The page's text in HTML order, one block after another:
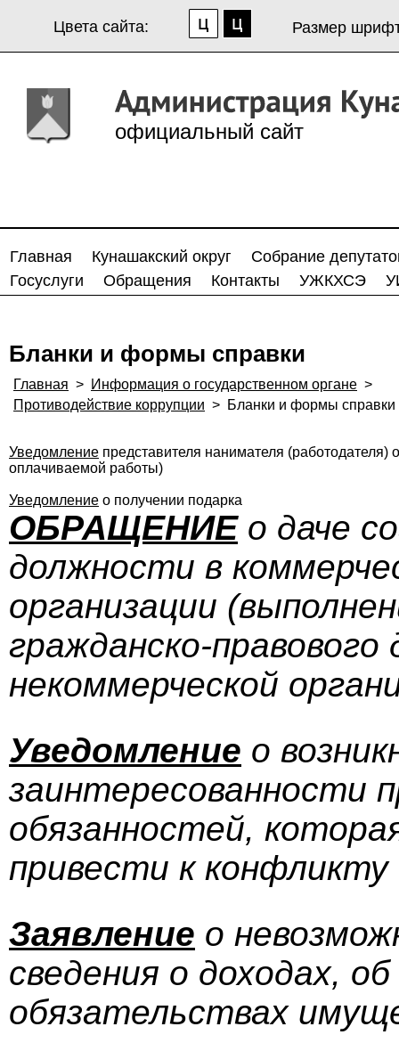
Цвета сайта: Размер
официальный сайт
Главная Кунашакский округ
Собрание
Госуслуги
Обращения Контакты УЖКХСЭ
Бланки и формы справки
Главная > Информация о государственном органе >
Противодействие коррупции > Бланки и формы справки
Уведомление представителя нанимателя
оплачиваемой работы)
Уведомление о получении подарка
ОБРАЩЕНИЕ о даче
должности в
организации
гражданско-правового
некоммерческой
Уведомление о
заинтересованности
обязанностей,
привести к
Заявление о
сведения о доходах,
обязательствах